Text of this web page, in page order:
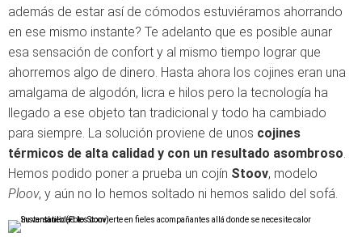
además de estar así de cómodos estuviéramos ahorrando
en ese mismo instante? Te adelanto que es posible aunar
esa sensación de confort y al mismo tiempo lograr que
ahorremos algo de dinero. Hasta ahora los cojines eran una
amalgama de algodón, licra e hilos pero la tecnología ha
llegado a ese objeto tan tradicional y todo ha cambiado
para siempre. La solución proviene de unos cojines
térmicos de alta calidad y con un resultado asombroso.
Hemos podido poner a prueba un cojín Stoov, modelo
Ploov, y aún no lo hemos soltado ni hemos salido del sofá.